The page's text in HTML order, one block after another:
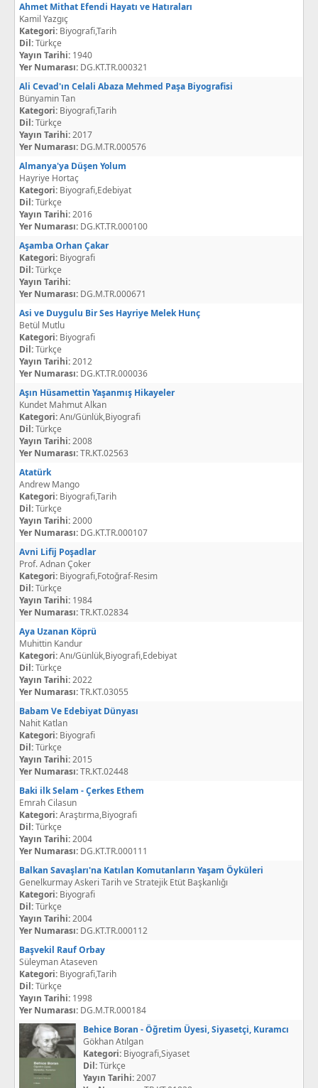
Ahmet Mithat Efendi Hayatı ve Hatıraları
Kamil Yazgıç
Kategori: Biyografi,Tarih
Dil:Türkçe
Yayın Tarihi: 1940
Yer Numarası: DG.KT.TR.000321
Ali Cevad'ın Celali Abaza Mehmed Paşa Biyografisi
Bünyamin Tan
Kategori: Biyografi,Tarih
Dil:Türkçe
Yayın Tarihi:2017
Yer Numarası: DG.M.TR.000576
Almanya'ya Düşen Yolum
Hayriye Hortaç
Kategori: Biyografi,Edebiyat
Dil:Türkçe
Yayın Tarihi:2016
Yer Numarası: DG.KT.TR.000100
Aşamba Orhan Çakar
Kategori: Biyografi
Dil:Türkçe
Yayın Tarihi:
Yer Numarası: DG.M.TR.000671
Asi ve Duygulu Bir Ses Hayriye Melek Hunç
Betül Mutlu
Kategori: Biyografi
Dil:Türkçe
Yayın Tarihi:2012
Yer Numarası: DG.KT.TR.000036
Aşın Hüsamettin Yaşanmış Hikayeler
Kundet Mahmut Alkan
Kategori:Anı/Günlük,Biyografi
Dil:Türkçe
Yayın Tarihi:2008
Yer Numarası:TR.KT.02563
Atatürk
Andrew Mango
Kategori: Biyografi,Tarih
Dil:Türkçe
Yayın Tarihi:2000
Yer Numarası: DG.KT.TR.000107
Avni Lifij Poşadlar
Prof. Adnan Çoker
Kategori: Biyografi,Fotoğraf-Resim
Dil:Türkçe
Yayın Tarihi: 1984
Yer Numarası:TR.KT.02834
Aya Uzanan Köprü
Muhittin Kandur
Kategori:Anı/Günlük,Biyografi,Edebiyat
Dil:Türkçe
Yayın Tarihi:2022
Yer Numarası:TR.KT.03055
Babam Ve Edebiyat Dünyası
Nahit Katlan
Kategori: Biyografi
Dil:Türkçe
Yayın Tarihi:2015
Yer Numarası:TR.KT.02448
Baki ilk Selam - Çerkes Ethem
Emrah Cilasun
Kategori:Araştırma,Biyografi
Dil:Türkçe
Yayın Tarihi:2004
Yer Numarası: DG.KT.TR.000111
Balkan Savaşları'na Katılan Komutanların Yaşam Öyküleri
Genelkurmay Askeri Tarih ve Stratejik Etüt Başkanlığı
Kategori: Biyografi
Dil:Türkçe
Yayın Tarihi:2004
Yer Numarası: DG.KT.TR.000112
Başvekil Rauf Orbay
Süleyman Ataseven
Kategori: Biyografi,Tarih
Dil:Türkçe
Yayın Tarihi: 1998
Yer Numarası: DG.M.TR.000184
Behice Boran - Öğretim Üyesi, Siyasetçi, Kuramcı
Gökhan Atılgan
Kategori: Biyografi,Siyaset
Dil:Türkçe
Yayın Tarihi:2007